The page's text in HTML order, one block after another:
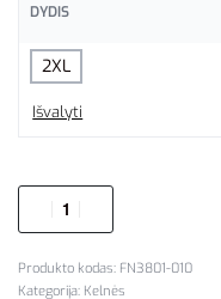
DYDIS
2XL
Išvalyti
FN3801-010
Kategorija: Kelnės